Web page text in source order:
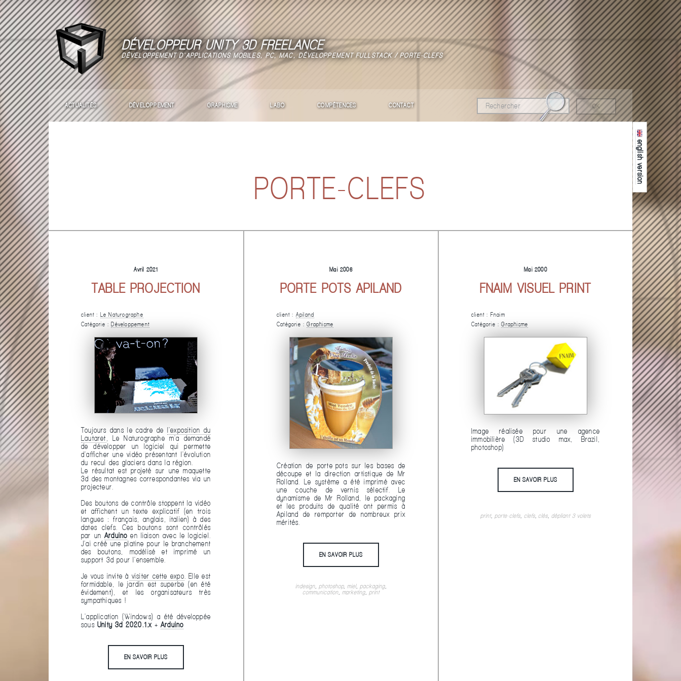
DÉVELOPPEUR UNITY 3D FREELANCE
DÉVELOPPEMENT D'APPLICATIONS MOBILES, PC, MAC, DÉVELOPPEMENT FULLSTACK / PORTE-CLEFS
ACTUALITÉS DÉVELOPPEMENT GRAPHISME LABO COMPÉTENCES CONTACT
PORTE-CLEFS
Avril 2021
TABLE PROJECTION
client : Le Naturographe
Catégorie :Développement
Toujours dans le cadre de
l'exposition du
Lautaret, Le Naturographe m'a demandé
de développer un logiciel qui permette
d'afficher une vidéo présentant l'évolution
du recul des glaciers dans la région.
Le résultat est projeté sur une maquette
3d des montagnes correspondantes via un
projecteur.
Des boutons de contrôle stoppent la vidéo
et affichent un texte explicatif (en trois
langues : français, anglais, italien) à des
dates clefs. Ces boutons sont contrôlés
par unArduino en liaison avec le logiciel.
J'ai créé une platine pour le branchement
des boutons, modélisé et imprimé un
support 3d pour l'ensemble.
Je vous invite à visiter cette expo. Elle est
formidable, le jardin est superbe (en été
évidement), et les organisateurs très
sympathiques !
L'application (Windows) a été développée
sous Unity 3d 2020.1.x+Arduino
EN SAVOIR PLUS
Mai 2006
PORTE POTS APILAND
client : Apiland
Catégorie :Graphisme
Création de porte-pots sur les bases de
découpe et la direction artistique de Mr
Rolland. Le système a été imprimé avec
une couche de vernis sélectif. Le
dynamisme de Mr Rolland, le packaging
et les produits de qualité ont permis à
Apiland de remporter de nombreux prix
mérités.
EN SAVOIR PLUS
indesign, photoshop,miel,packaging,
communication, marketing ,print
Mai 2000
FNAIM VISUEL PRINT
client : Fnaim
Catégorie :Graphisme
Image réalisée pour une agence
immobilière (3D studio max, Brazil,
photoshop)
EN SAVOIR PLUS
print,porte-clefs, clefs, clés ,dépliant 3 volets
english version